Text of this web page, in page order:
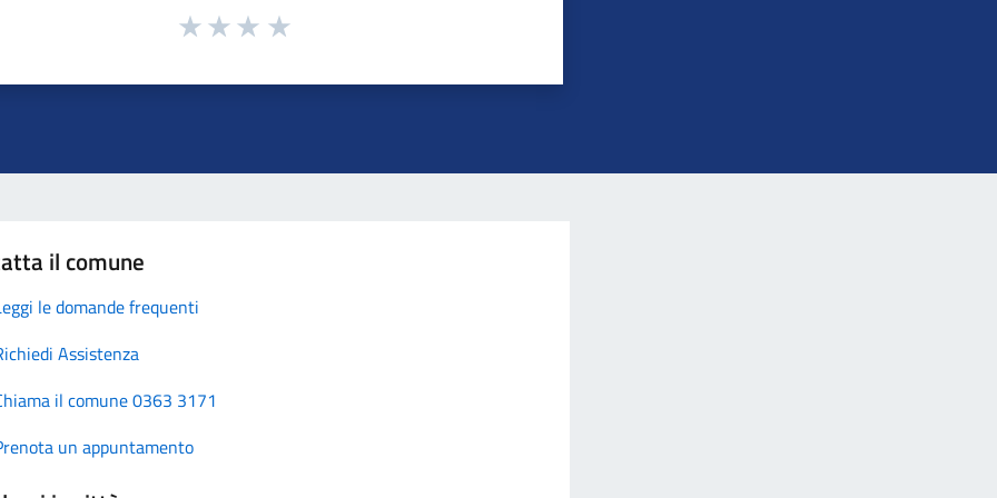
il comune
le domande frequenti
Assistenza
il comune 0363 3171
un appuntamento